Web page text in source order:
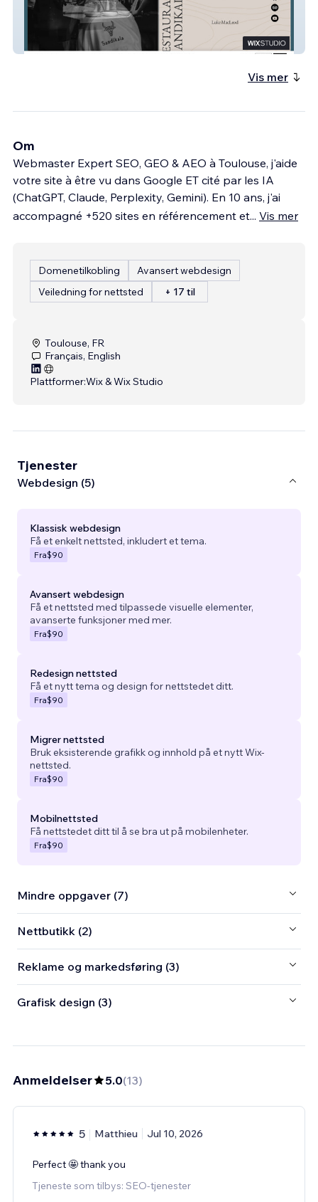
Restaurant Sandikala
Vis mer
Om
Webmaster Expert SEO, GEO & AEO à Toulouse, j'aide
votre site à être vu dans Google ET cité par les IA
(ChatGPT, Claude, Perplexity, Gemini). En 10 ans, j'ai
accompagné +520 sites en référencement et... Vis mer
Domenetilkobling
Avansert webdesign
Veiledning for nettsted
+ 17 til
Toulouse, FR
Français, English
Plattformer:Wix & Wix Studio
Tjenester
Webdesign (5)
Klassisk webdesign
Få et enkelt nettsted, inkludert et tema.
Fra$90
Avansert webdesign
Få et nettsted med tilpassede visuelle elementer,
avanserte funksjoner med mer.
Fra$90
Redesign nettsted
Få et nytt tema og design for nettstedet ditt.
Fra$90
Migrer nettsted
Bruk eksisterende grafikk og innhold på et nytt Wix-
nettsted.
Fra$90
Mobilnettsted
Få nettstedet ditt til å se bra ut på mobilenheter.
Fra$90
Mindre oppgaver (7)
Nettbutikk (2)
Reklame og markedsføring (3)
Grafisk design (3)
Anmeldelser 5.0(13)
5 Matthieu Jul 10, 2026
Perfect 🤩 thank you
Tjeneste som tilbys: SEO-tjenester